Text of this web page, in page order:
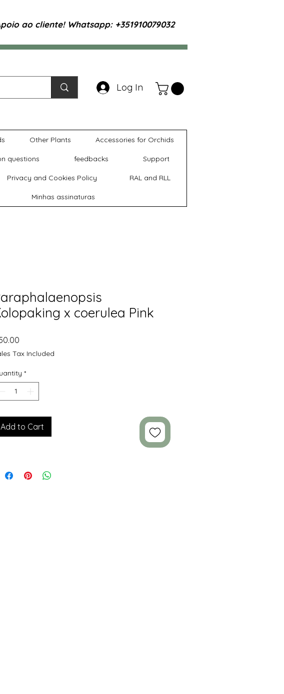
ao cliente! Whatsapp: +351910079032
Log In
Other Plants Accessories for Orchids
questions feedbacks Support
Privacy and Cookies Policy RAL and RLL
Minhas assinaturas
x coerulea Pink
Tax Included
*
Add to Cart